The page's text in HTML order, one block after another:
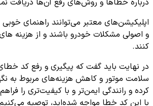
درباره خطاها و روش‌های رفع آن‌ها دریافت
اپلیکیشن‌های معتبر می‌توانند راهنمای
و اصولی مشکلات خودرو باشند و از هزینه
کنند.
سلامت موتور و کاهش هزینه‌های مربوط به
کرده و رانندگی ایمن‌تر و با کیفیت‌تری را
با این کد خطا مواجه شده‌اید، توصیه می‌کنیم